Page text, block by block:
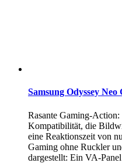
Samsung Odyssey
Rasante Gaming-
Kompatibilität, die
eine Reaktionszeit von
Gaming ohne Ruckler
dargestellt: Ein VA-